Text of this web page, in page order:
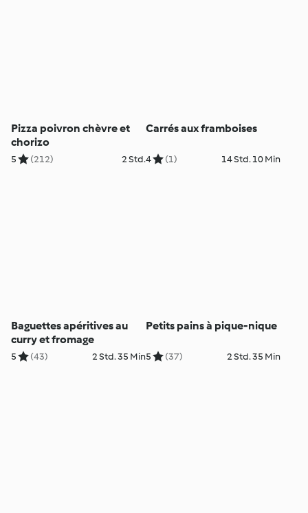
Pizza poivron chèvre et
chorizo
5 (212) 2 Std.
Carrés aux framboises
4 (1) 14 Std. 10 Min
Baguettes apéritives au
curry et fromage
5 (43) 2 Std. 35 Min
Petits pains à pique-nique
5 (37) 2 Std. 35 Min